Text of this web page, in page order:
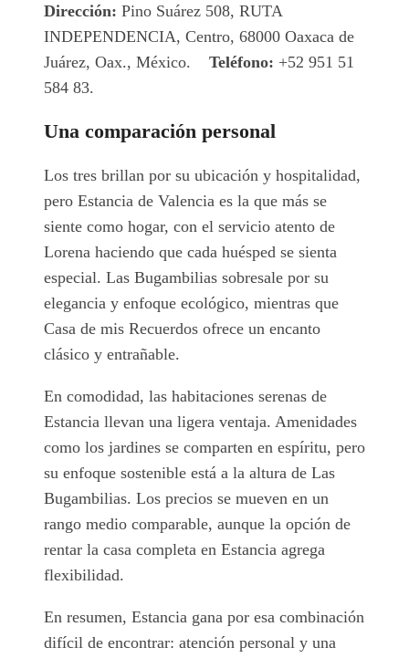
Dirección: Pino Suárez 508, RUTA
INDEPENDENCIA, Centro, 68000 Oaxaca de
Juárez, Oax., México. Teléfono: +52 951 51
584 83.
Una comparación personal
Los tres brillan por su ubicación y hospitalidad,
pero Estancia de Valencia es la que más se
siente como hogar, con el servicio atento de
Lorena haciendo que cada huésped se sienta
especial. Las Bugambilias sobresale por su
elegancia y enfoque ecológico, mientras que
Casa de mis Recuerdos ofrece un encanto
clásico y entrañable.
En comodidad, las habitaciones serenas de
Estancia llevan una ligera ventaja. Amenidades
como los jardines se comparten en espíritu, pero
su enfoque sostenible está a la altura de Las
Bugambilias. Los precios se mueven en un
rango medio comparable, aunque la opción de
rentar la casa completa en Estancia agrega
flexibilidad.
En resumen, Estancia gana por esa combinación
difícil de encontrar: atención personal y una